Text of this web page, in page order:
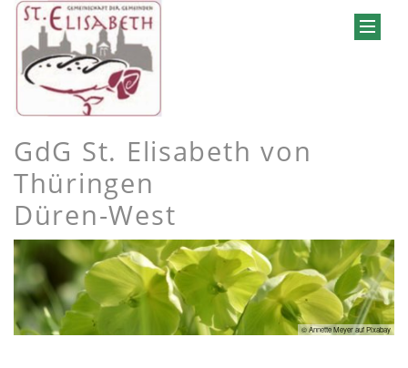
GdG St. Elisabeth von
Thüringen
Düren-West
© Annette Meyer auf Pixabay